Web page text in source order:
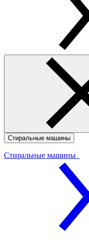
Стиральные машины
Стиральные машины